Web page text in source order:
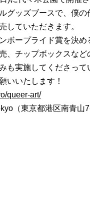
グッズブースで、僕
していただきます。
ボープライド賞を決め
、チップボックスな
も実施してくださって
いいたします！
queer-art/
（東京都港区南青山